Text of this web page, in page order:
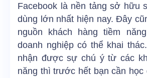
Facebook là nền tảng sở hữu
dùng lớn nhất hiện nay. Đây
nguồn khách hàng tiềm
doanh nghiệp có thể khai
nhận được sự chú ý từ các
năng thì trước hết bạn cần học